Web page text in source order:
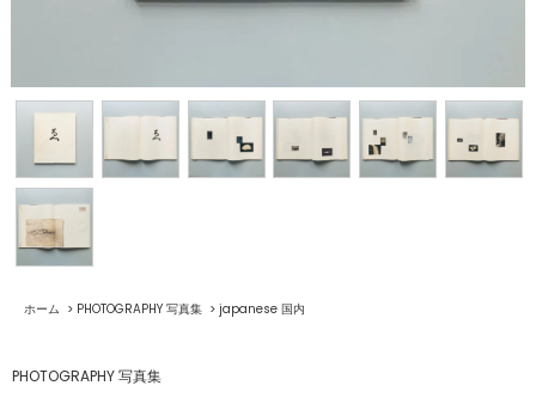
ホーム > PHOTOGRAPHY 写真集 > japanese 国内
PHOTOGRAPHY 写真集